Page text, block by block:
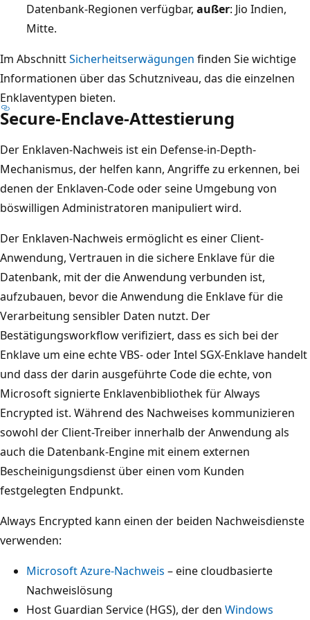
Datenbank-Regionen verfügbar, außer: Jio Indien,
Mitte.
Im AbschnittSicherheitserwägungen finden Sie wichtige
Informationen über das Schutzniveau, das die einzelnen
Enklaventypen bieten.
Secure-Enclave-Attestierung
Der Enklaven-Nachweis ist ein Defense-in-Depth-
Mechanismus, der helfen kann, Angriffe zu erkennen, bei
denen der Enklaven-Code oder seine Umgebung von
böswilligen Administratoren manipuliert wird.
Der Enklaven-Nachweis ermöglicht es einer Client-
Anwendung, Vertrauen in die sichere Enklave für die
Datenbank, mit der die Anwendung verbunden ist,
aufzubauen, bevor die Anwendung die Enklave für die
Verarbeitung sensibler Daten nutzt. Der
Bestätigungsworkflow verifiziert, dass es sich bei der
Enklave um eine echte VBS- oder Intel SGX-Enklave handelt
und dass der darin ausgeführte Code die echte, von
Microsoft signierte Enklavenbibliothek für Always
Encrypted ist. Während des Nachweises kommunizieren
sowohl der Client-Treiber innerhalb der Anwendung als
auch die Datenbank-Engine mit einem externen
Bescheinigungsdienst über einen vom Kunden
festgelegten Endpunkt.
Always Encrypted kann einen der beiden Nachweisdienste
verwenden:
Microsoft Azure-Nachweis – eine cloudbasierte
Nachweislösung
Host Guardian Service (HGS), der den Windows